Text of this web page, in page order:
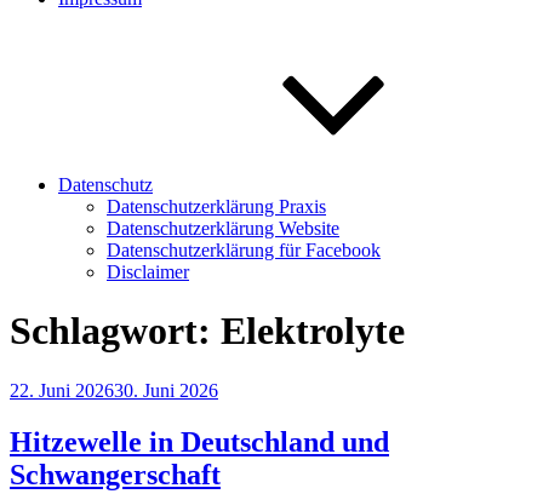
Datenschutz
Datenschutzerklärung Praxis
Datenschutzerklärung Website
Datenschutzerklärung für Facebook
Disclaimer
Schlagwort: Elektrolyte
Veröffentlicht
22. Juni 202630. Juni 2026
Hitzewelle in Deutschland und
Schwangerschaft